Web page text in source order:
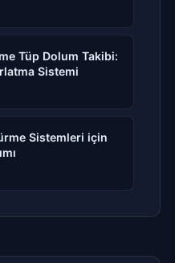
Tüp Dolum Takibi:
Sistemi
Sistemleri için